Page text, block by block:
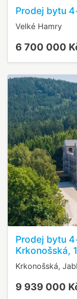
Prodej bytu
Velké Hamry
6 700 000
Prodej bytu
Krkonošská,
Krkonošská,
9 939 000